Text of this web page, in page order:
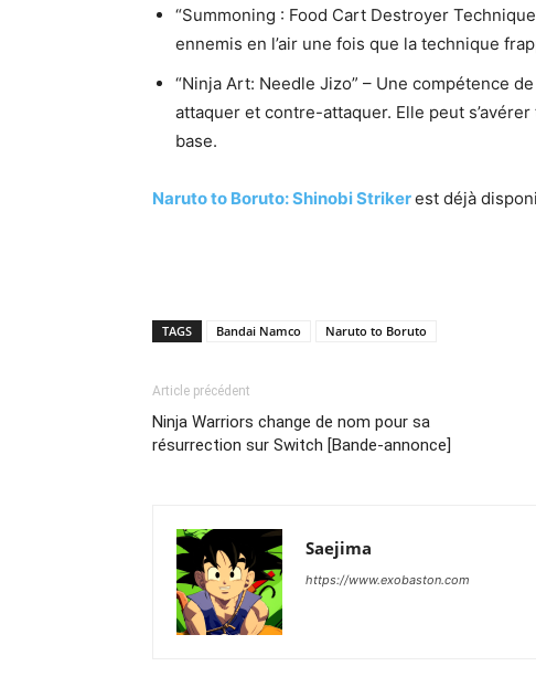
“Summoning : Food Cart Destroyer
ennemis en l’air une fois que la technique
“Ninja Art: Needle Jizo” – Une compétence
attaquer et contre-attaquer. Elle peut
base.
Naruto to Boruto: Shinobi Strikerest déjà
TAGS Bandai Namco Naruto to Boruto
Article précédent
Ninja Warriors change de nom pour sa
résurrection sur Switch [Bande-annonce]
Saejima
https://www.exobaston.com